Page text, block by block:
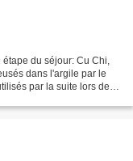
du séjour: Cu Chi,
dans l'argile par le
par la suite lors de la